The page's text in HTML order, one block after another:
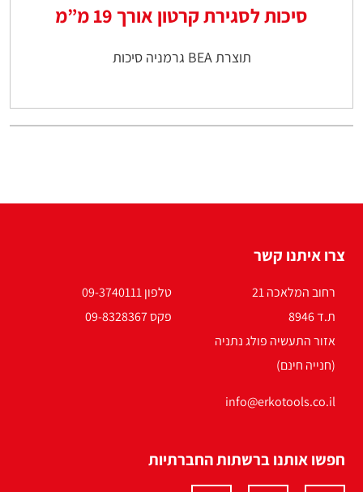
סיכות לסגירת קרטון אורך 19 מ”מ
תוצרת BEA גרמניה סיכות
צרו איתנו קשר
רחוב המלאכה 21
ת.ד 8946
אזור התעשיה פולג נתניה
(חנייה חינם)
טלפון 09-3740111
פקס 09-8328367
info@erkotools.co.il
חפשו אותנו ברשתות החברתיות